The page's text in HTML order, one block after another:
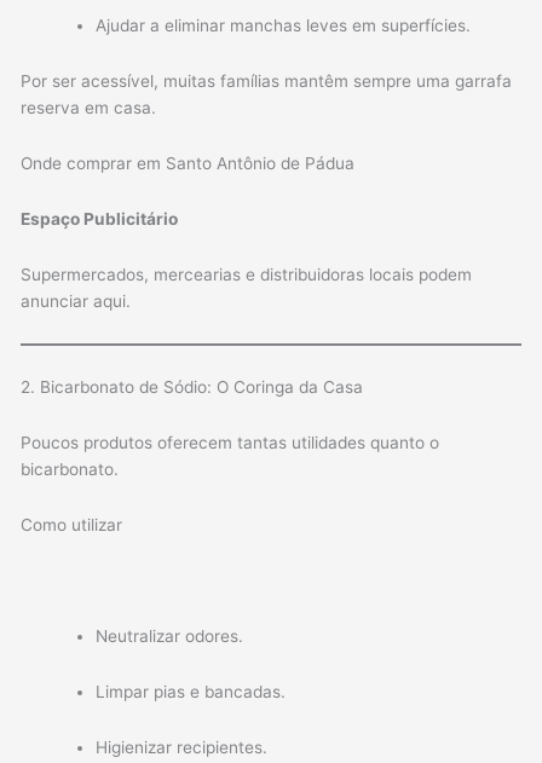
Ajudar a eliminar manchas leves em superfícies.
Por ser acessível, muitas famílias mantêm sempre uma garrafa
reserva em casa.
Onde comprar em Santo Antônio de Pádua
Espaço Publicitário
Supermercados, mercearias e distribuidoras locais podem
anunciar aqui.
2. Bicarbonato de Sódio: O Coringa da Casa
Poucos produtos oferecem tantas utilidades quanto o
bicarbonato.
Como utilizar
Neutralizar odores.
Limpar pias e bancadas.
Higienizar recipientes.